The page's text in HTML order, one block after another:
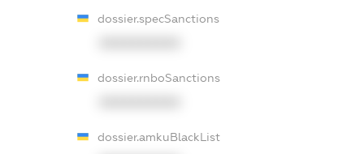
dossier.specSanctions
dossier.rnboSanctions
dossier.amkuBlackList